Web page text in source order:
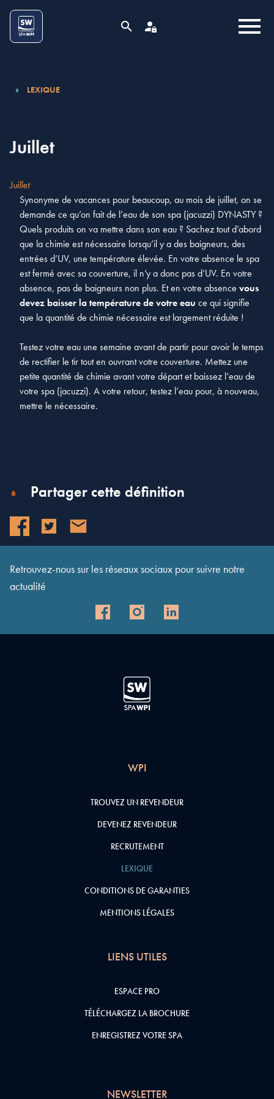
RECHERCHEESPACE PRO
MENU
LEXIQUE
Juillet
Juillet
Synonyme de vacances pour beaucoup, au mois de juillet, on se
demande ce qu’on fait de l’eau de son spa (jacuzzi) DYNASTY ?
Quels produits on va mettre dans son eau ? Sachez tout d’abord
que la chimie est nécessaire lorsqu’il y a des baigneurs, des
entrées d’UV, une température élevée. En votre absence le spa
est fermé avec sa couverture, il n’y a donc pas d’UV. En votre
absence, pas de baigneurs non plus. Et en votre absence vous
devez baisser la température de votre eau ce qui signifie
que la quantité de chimie nécessaire est largement réduite !
Testez votre eau une semaine avant de partir pour avoir le temps
de rectifier le tir tout en ouvrant votre couverture. Mettez une
petite quantité de chimie avant votre départ et baissez l’eau de
votre spa (jacuzzi). A votre retour, testez l’eau pour, à nouveau,
mettre le nécessaire.
Partager cette définition
Retrouvez-nous sur les réseaux sociaux pour suivre notre
actualité
WPI
TROUVEZ UN REVENDEUR
DEVENEZ REVENDEUR
RECRUTEMENT
LEXIQUE
CONDITIONS DE GARANTIES
MENTIONS LÉGALES
LIENS UTILES
ESPACE PRO
TÉLÉCHARGEZ LA BROCHURE
ENREGISTREZ VOTRE SPA
NEWSLETTER